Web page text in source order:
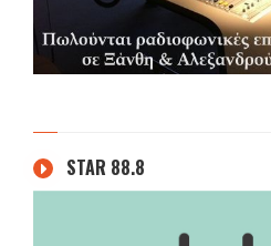
STAR 88.8